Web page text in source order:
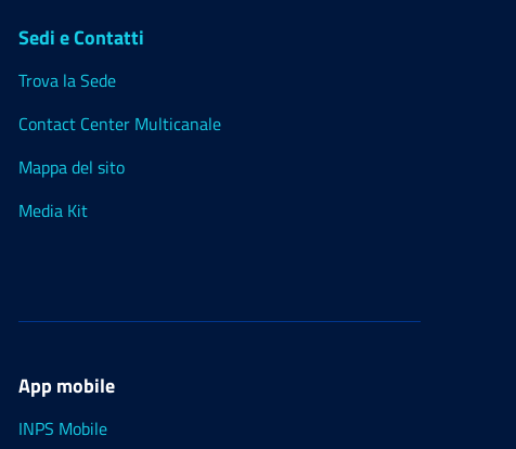
Sedi e Contatti
Trova la Sede
Contact Center Multicanale
Mappa del sito
Media Kit
App mobile
INPS Mobile